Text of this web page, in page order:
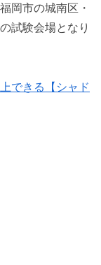
岡市の城南区・
試験会場となり
できる【シャド